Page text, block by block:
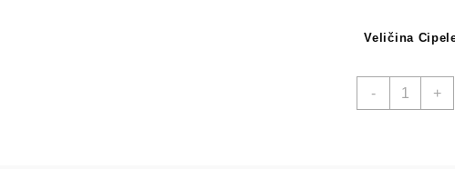
Veličina
- +